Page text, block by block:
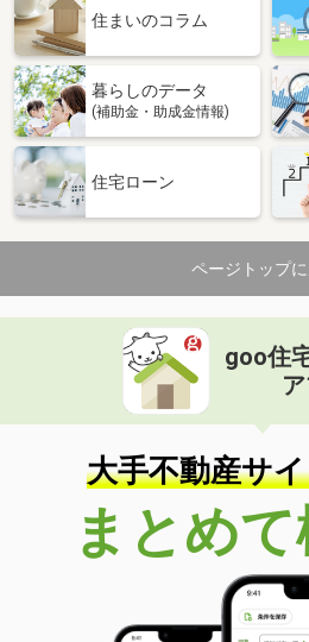
住まいのコラム
暮らしのデータ
(補助金・助成金情報)
住宅ローン
ページトップ
goo住
大手不動産サ
まとめて